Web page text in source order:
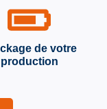
de votre
production